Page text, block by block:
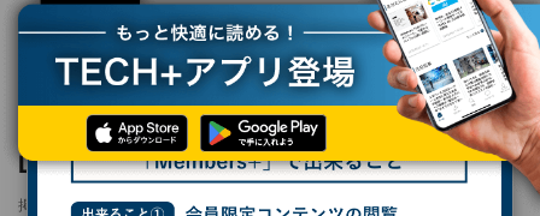
TECH+ テクノロジー
半導体
NEDOのSoC人材育成プログラムの委託先、LSTCとTenstorrentに決定
NEDOのSoC人材育成プログラムの委託先、
LSTCとTenstorrentに決定
掲載日 2024/11/05 19:49